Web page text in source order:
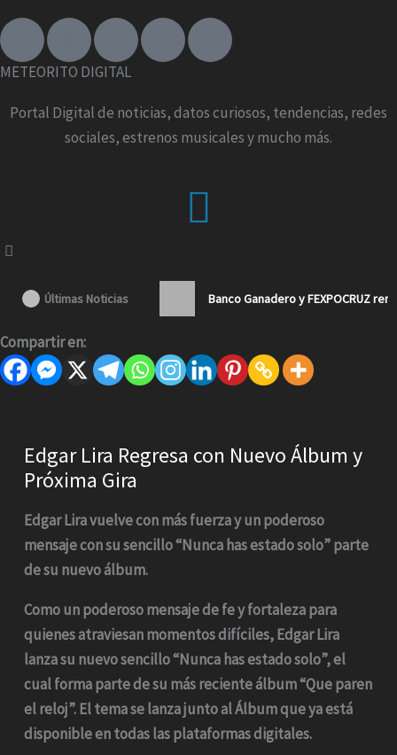
F
c
b
I
s
a
g
T
k
o
k
X
t
i
t
Y
u
u
b
METEORITO DIGITAL
Portal Digital de noticias, datos curiosos, tendencias, redes
sociales, estrenos musicales y mucho más.
Menu
Últimas Noticias Banco Ganadero y FEXPOCRUZ
Compartir en:
Edgar Lira Regresa con Nuevo Álbum y
Próxima Gira
Edgar Lira vuelve con más fuerza y un poderoso
mensaje con su sencillo “Nunca has estado solo” parte
de su nuevo álbum.
Como un poderoso mensaje de fe y fortaleza para
quienes atraviesan momentos difíciles, Edgar Lira
lanza su nuevo sencillo “Nunca has estado solo”, el
cual forma parte de su más reciente álbum “Que paren
el reloj”. El tema se lanza junto al Álbum que ya está
disponible en todas las plataformas digitales.